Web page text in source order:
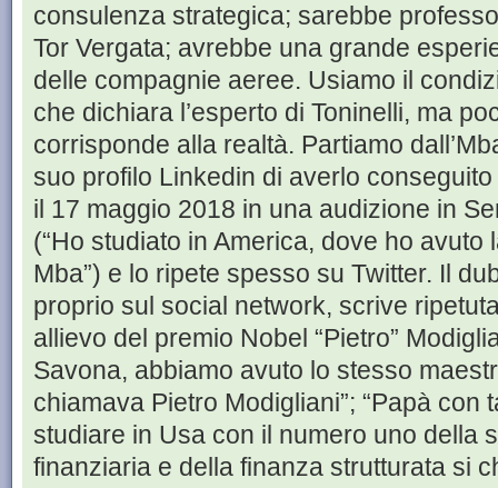
consulenza strategica; sarebbe
Tor Vergata; avrebbe una grande
delle compagnie aeree. Usiamo il
che dichiara l’esperto di Toninelli, ma
corrisponde alla realtà. Partiamo
suo profilo Linkedin di averlo
il 17 maggio 2018 in una audizione in
(“Ho studiato in America, dove ho
Mba”) e lo ripete spesso su Twitter. Il
proprio sul social network, scrive
allievo del premio Nobel “Pietro”
Savona, abbiamo avuto lo stesso
chiamava Pietro Modigliani”; “Papà con
studiare in Usa con il numero uno della
finanziaria e della finanza strutturata si